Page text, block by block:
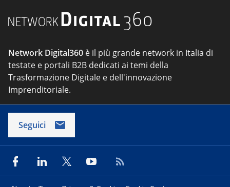
Network Digital360 è il più grande network in Italia di
testate e portali B2B dedicati ai temi della
Trasformazione Digitale e dell'innovazione
Imprenditoriale.
Seguici